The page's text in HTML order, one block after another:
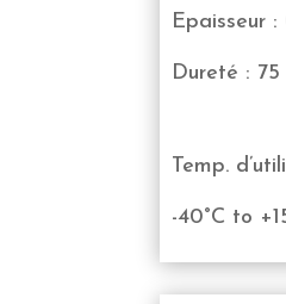
Epaisseur
Dureté :
Temp.
-40°C to